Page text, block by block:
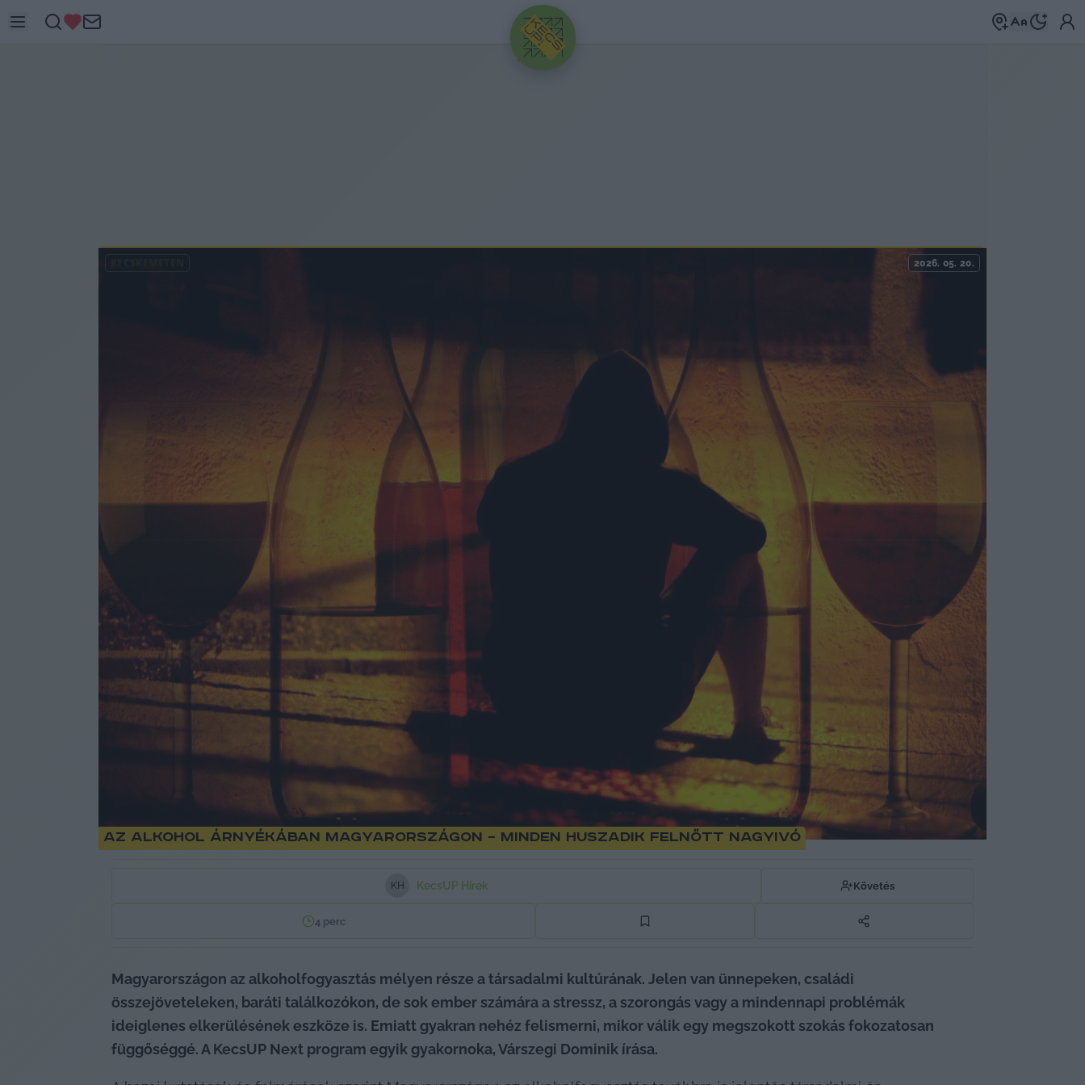
HIRDETÉS
2026. 05. 20.
Az alkohol árnyékában Magyarországon – minden huszadik felnőtt nagyivó
K H KecsUP Hírek Követés
4 perc
Magyarországon az alkoholfogyasztás mélyen része a társadalmi kultúrának. Jelen van ünnepeken, családi
összejöveteleken, baráti találkozókon, de sok ember számára a stressz, a szorongás vagy a mindennapi problémák
ideiglenes elkerülésének eszköze is. Emiatt gyakran nehéz felismerni, mikor válik egy megszokott szokás fokozatosan
függőséggé. A KecsUP Next program egyik gyakornoka, Várszegi Dominik írása.